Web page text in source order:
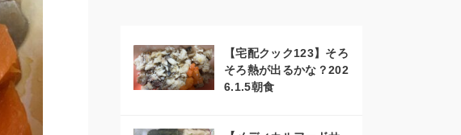
【宅配クック123】そろ
そろ熱が出るかな？202
6.1.5朝食